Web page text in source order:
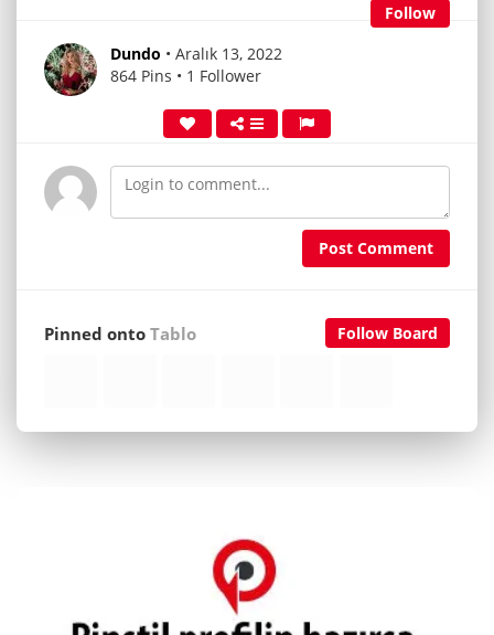
Follow
Dundo • Aralık 13, 2022
864 Pins • 1 Follower
Post Comment
Follow Board
Pinned ontoTablo